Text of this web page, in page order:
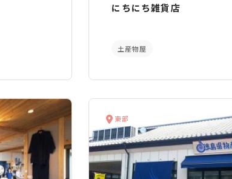
にちにち雑貨店
土産物屋
東部